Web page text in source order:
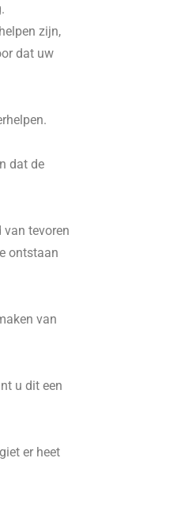
zijn,
dat uw
dat de
tevoren
ontstaan
van
u dit een
er heet